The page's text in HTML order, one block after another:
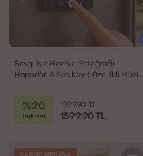
Sevgiliye Hediye Fotoğraflı
Hoparlör & Ses Kayıt Özellikli Müzik
%20
indirim
1999.90 TL
1599.90 TL